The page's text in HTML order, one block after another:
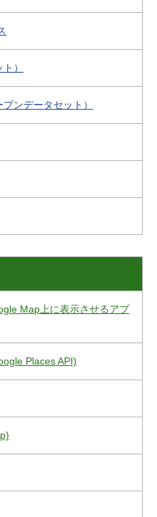
）
ンデータセット）
Map上に表示させるアプ
Places API)